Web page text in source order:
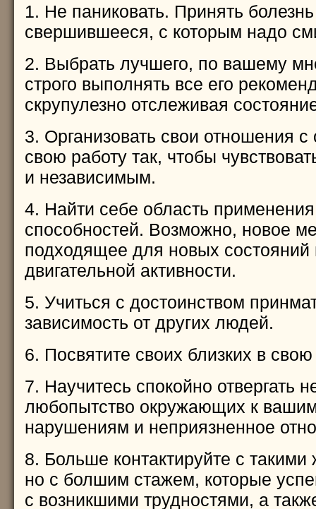
1. Не паниковать. Принять болезнь
свершившееся, с которым надо
2. Выбрать лучшего, по вашему
строго выполнять все его
скрупулезно отслеживая
3. Организовать свои отношения
свою работу так, чтобы
и независимым.
4. Найти себе область
способностей. Возможно, новое
подходящее для новых
двигательной активности.
5. Учиться с достоинством
зависимость от других людей.
6. Посвятите своих близких в
7. Научитесь спокойно отвергать
любопытство окружающих к
нарушениям и неприязненное
8. Больше контактируйте с
но с болшим стажем, которые
с возникшими трудностями, а